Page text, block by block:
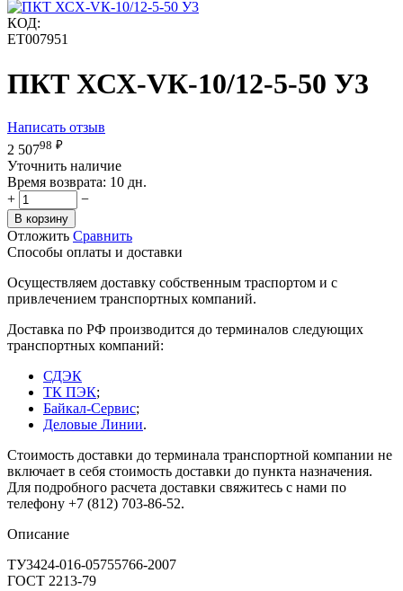
КОД:
ET007951
ПКТ ХСХ-VК-10/12-5-50 У3
Написать отзыв
2 50798 ₽
Уточнить наличие
Время возврата: 10 дн.
+
−
В корзину
Отложить Сравнить
Способы оплаты и доставки
Осуществляем доставку собственным траспортом и с
привлечением транспортных компаний.
Доставка по РФ производится до терминалов следующих
транспортных компаний:
СДЭК
ТК ПЭК;
Байкал-Сервис;
Деловые Линии.
Стоимость доставки до терминала транспортной компании не
включает в себя стоимость доставки до пункта назначения.
Для подробного расчета доставки свяжитесь с нами по
телефону +7 (812) 703-86-52.
Описание
ТУ3424-016-05755766-2007
ГОСТ 2213-79